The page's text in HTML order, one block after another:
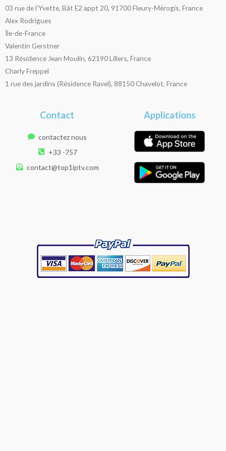
03 rue de l’Yvette, Bât E2 appt 20, 91700 Fleury-Mérogis, France
Alex Rodrigues
Île-de-France
Valentin Gerstner
13 Résidence Jean Moulin, 62190 Lillers, France
Charly Freppel
1 rue des jardins (Résidence Ravel), 88150 Chavelot, France
Contact
contactez nous
+33 -757
contact@top1iptv.com
Applications